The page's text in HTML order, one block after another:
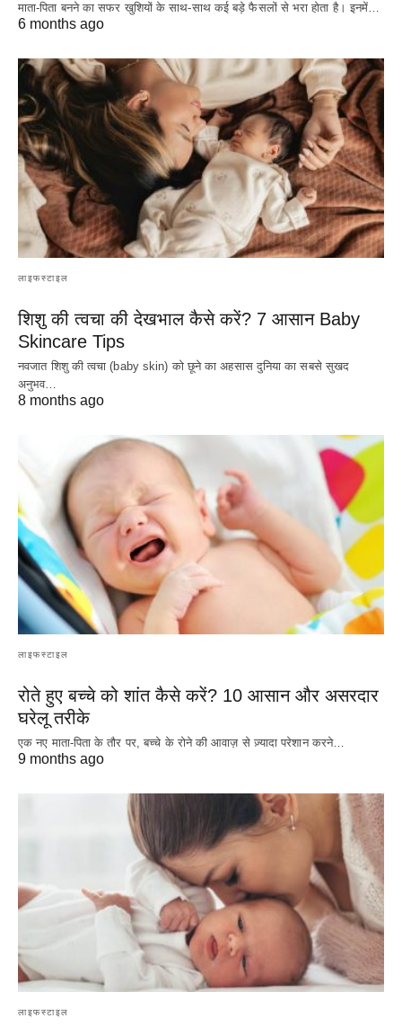
माता-पिता बनने का सफर खुशियों के साथ-साथ कई बड़े फैसलों से भरा होता है। इनमें…
6 months ago
लाइफस्टाइल
शिशु की त्वचा की देखभाल कैसे करें? 7 आसान Baby
Skincare Tips
नवजात शिशु की त्वचा (baby skin) को छूने का अहसास दुनिया का सबसे सुखद
अनुभव…
8 months ago
लाइफस्टाइल
रोते हुए बच्चे को शांत कैसे करें? 10 आसान और असरदार
घरेलू तरीके
एक नए माता-पिता के तौर पर, बच्चे के रोने की आवाज़ से ज़्यादा परेशान करने…
9 months ago
लाइफस्टाइल